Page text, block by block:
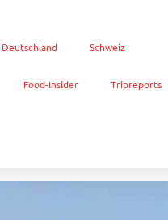
Deutschland Schweiz
Food-Insider Tripreports